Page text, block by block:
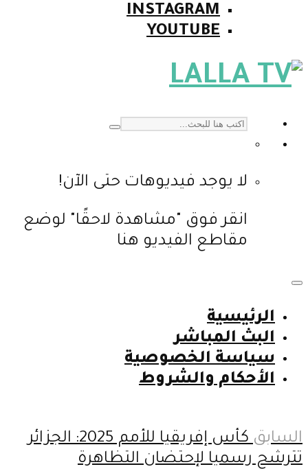
INSTAGRAM
YOUTUBE
لا يوجد فيديوهات حتى الآن!
انقر فوق "مشاهدة لاحقًا" لوضع
مقاطع الفيديو هنا
الرئيسية
البث المباشر
سياسة الخصوصية
الأحكام والشروط
السابق
كأس إفريقيا للأمم 2025: الجزائر
تترشح رسميا لإحتضان التظاهرة